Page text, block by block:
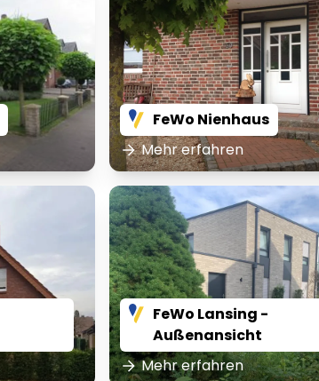
FeWo Nienhaus
Mehr erfahren
FeWo Lansing -
Außenansicht
Mehr erfahren